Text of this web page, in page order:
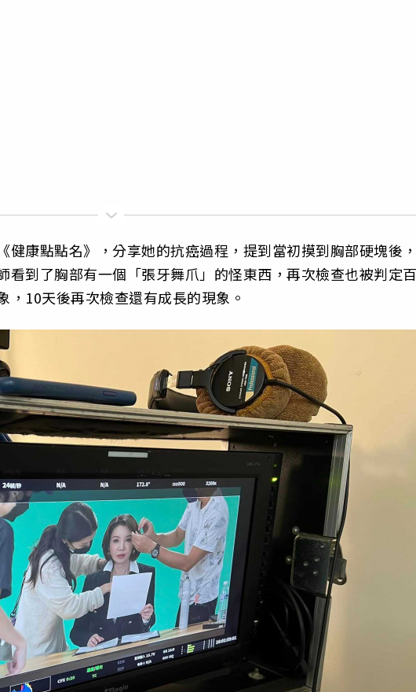
健康點點名》，分享她的抗癌過程，提到當初摸到胸部硬塊後
看到了胸部有一個「張牙舞爪」的怪東西，再次檢查也被判定
10天後再次檢查還有成長的現象。